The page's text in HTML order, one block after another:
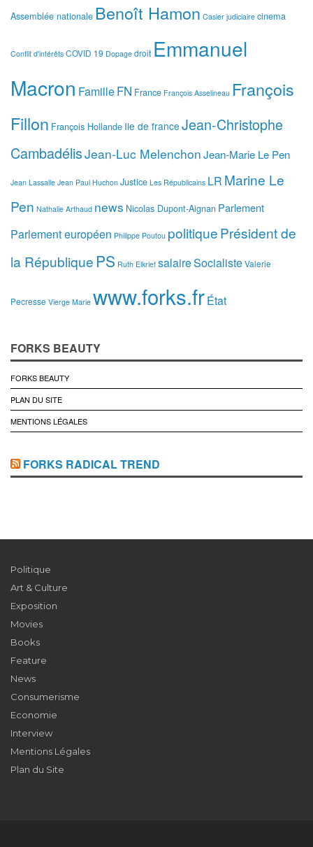
Assemblée nationale Benoît Hamon Casier judiciaire cinema
Conflit d'intérêts COVID 19 Dopage droit Emmanuel
Macron FamilleFN France François Asselineau François
Fillon François Hollande Ile de france Jean-Christophe
CambadélisJean-Luc MelenchonJean-Marie Le Pen
Jean Lassalle Jean Paul Huchon Justice Les Républicains LR Marine Le
Pen Nathalie Arthaud news Nicolas Dupont-Aignan Parlement
Parlement européen Philippe Poutou politiquePrésident de
la République PS Ruth Elkrief salaireSocialisteValerie
Pecresse Vierge Marie www.forks.frÉtat
FORKS BEAUTY
FORKS BEAUTY
PLAN DU SITE
MENTIONS LÉGALES
FORKS RADICAL TREND
Politique
Art & Culture
Exposition
Movies
Books
Feature
News
Consumerisme
Economie
Interview
Mentions Légales
Plan du Site